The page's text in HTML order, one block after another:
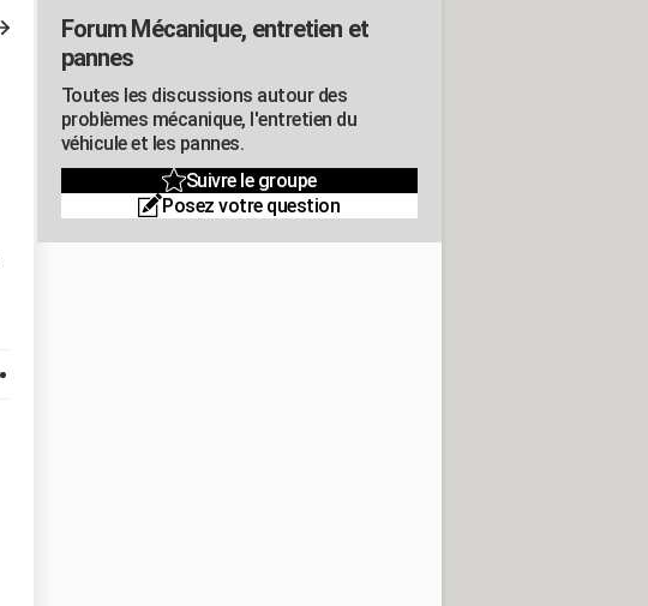
Forum Mécanique, entretien et
pannes
Toutes les discussions autour des
problèmes mécanique, l'entretien du
véhicule et les pannes.
Suivre le groupe
Posez votre question